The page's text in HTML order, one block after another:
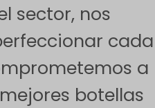
sector, nos
cada
a
botellas